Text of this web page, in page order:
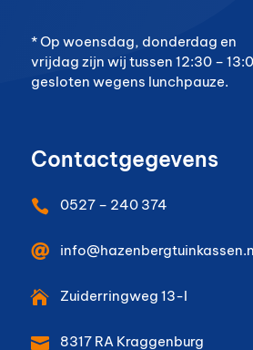
* Op woensdag, donderdag en
vrijdag zijn wij tussen 12:30 –
gesloten wegens lunchpauze.
Contactgegevens
 0527 – 240 374

 Zuiderringweg 13-I
 8317 RA Kraggenburg